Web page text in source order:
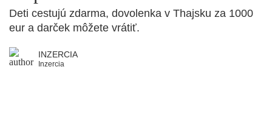
Deti cestujú zdarma, dovolenka v Thajsku za 1000
eur a darček môžete vrátiť.
INZERCIA
Inzercia